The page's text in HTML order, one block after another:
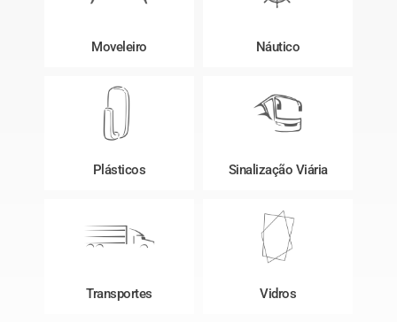
Moveleiro Náutico
Plásticos Sinalização Viária
Transportes Vidros